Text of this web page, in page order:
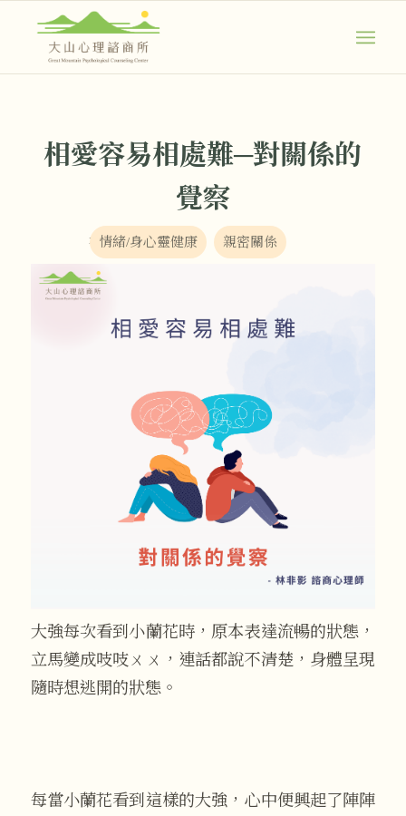
相愛容易相處難─對關係的
覺察
在：
情緒/身心靈健康 ,
親密關係
大強每次看到小蘭花時，原本表達流暢的狀態，
立馬變成吱吱ㄨㄨ，連話都說不清楚，身體呈現
隨時想逃開的狀態。
每當小蘭花看到這樣的大強，心中便興起了陣陣